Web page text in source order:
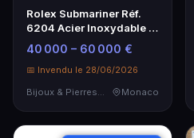
Rolex Submariner Réf.
6204 Acier Inoxydable -
Montre Automatique
Rétro
40 000 – 60 000 €
📅 Invendu le 28/06/2026
Monaco